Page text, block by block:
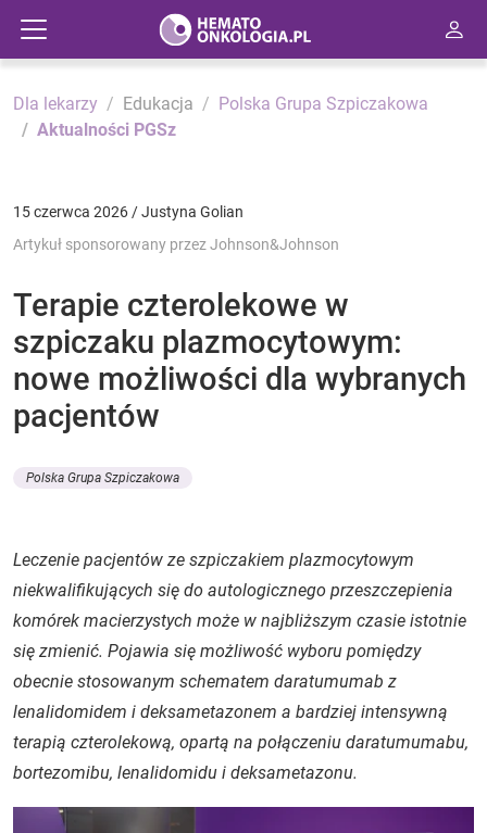
Dla lekarzy Edukacja
Polska Grupa Szpiczakowa
Aktualności PGSz
15 czerwca 2026 / Justyna Golian
Artykuł sponsorowany przez Johnson&Johnson
Terapie czterolekowe w
szpiczaku plazmocytowym:
nowe możliwości dla wybranych
pacjentów
Polska Grupa Szpiczakowa
Leczenie pacjentów ze szpiczakiem plazmocytowym
niekwalifikujących się do autologicznego przeszczepienia
komórek macierzystych może w najbliższym czasie istotnie
się zmienić. Pojawia się możliwość wyboru pomiędzy
obecnie stosowanym schematem daratumumab z
lenalidomidem i deksametazonem a bardziej intensywną
terapią czterolekową, opartą na połączeniu daratumumabu,
bortezomibu, lenalidomidu i deksametazonu.